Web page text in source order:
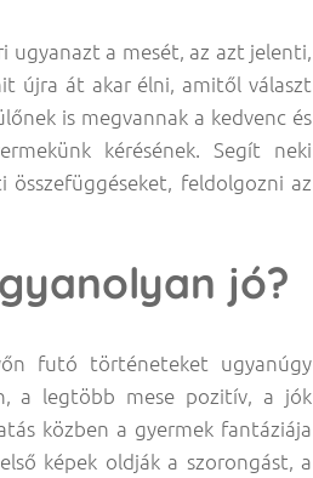
ugyanazt a mesét, az azt jelenti,
újra át akar élni, amitől választ
is megvannak a kedvenc és
kérésének. Segít neki
feldolgozni az
jó?
futó történeteket ugyanúgy
a legtöbb mese pozitív, a jók
közben a gyermek fantáziája
képek oldják a szorongást, a